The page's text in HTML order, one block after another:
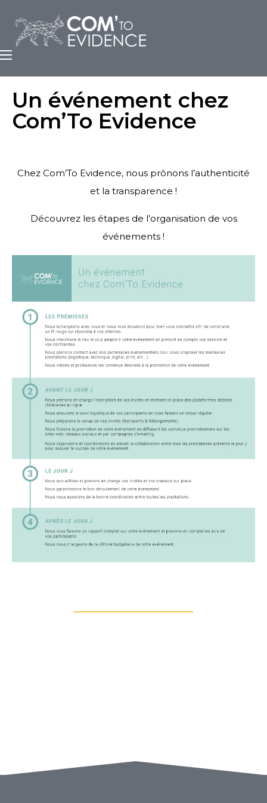
Un événement chez
Com’To Evidence
Chez Com’To Evidence, nous prônons l’authenticité
et la transparence !
Découvrez les étapes de l’organisation de vos
événements !